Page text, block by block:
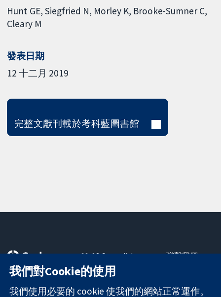
Hunt GE Siegfried N Morley K Brooke-Sumner C
Cleary M
發表日期
12 十二月 2019
完整文獻刊載於考科藍圖書館
可信任實證
知情決定
11-13 Cavendish
Square
London
W1G 0AN
聯繫我們
關於我們
我們對Cookie的使用
我們使用必要的 cookie 使我們的網站正常運作。